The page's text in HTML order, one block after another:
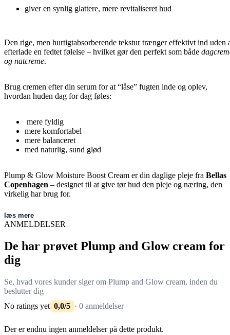
giver en synlig glattere, mere revitaliseret hud
Den rige, men hurtigtabsorberende tekstur trænger effektivt ind uden
efterlade en fedtet følelse – hvilket gør den perfekt som både
og natcreme.
Brug cremen efter din serum for at “låse” fugten inde og oplev,
hvordan huden dag for dag føles:
mere fyldig
mere komfortabel
mere balanceret
med naturlig, sund glød
Plump & Glow Moisture Boost Cream er din daglige pleje fra Bellas
Copenhagen – designet til at give tør hud den pleje og næring, den
virkelig har brug for.
læs mere
ANMELDELSER
De har prøvet Plump and Glow cream for
dig
Se, hvad vores kunder siger om Plump and Glow cream, inden du
beslutter dig
No ratings yet 0,0/5 · 0 anmeldelser
Der er endnu ingen anmeldelser på dette produkt.